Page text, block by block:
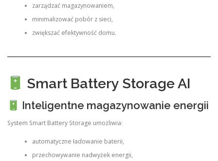
zarządzać magazynowaniem,
minimalizować pobór z sieci,
zwiększać efektywność domu.
Smart Battery Storage AI
Inteligentne magazynowanie energii
System Smart Battery Storage umożliwia:
automatyczne ładowanie baterii,
przechowywanie nadwyżek energii,